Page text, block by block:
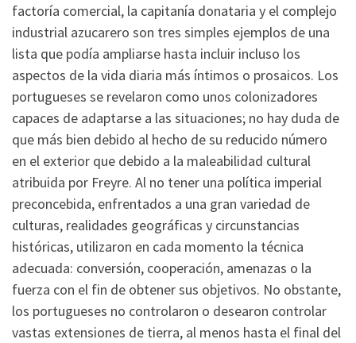
factoría comercial, la capitanía donataria y el complejo
industrial azucarero son tres simples ejemplos de una
lista que podía ampliarse hasta incluir incluso los
aspectos de la vida diaria más íntimos o prosaicos. Los
portugueses se revelaron como unos colonizadores
capaces de adaptarse a las situaciones; no hay duda de
que más bien debido al hecho de su reducido número
en el exterior que debido a la maleabilidad cultural
atribuida por Freyre. Al no tener una política imperial
preconcebida, enfrentados a una gran variedad de
culturas, realidades geográficas y circunstancias
históricas, utilizaron en cada momento la técnica
adecuada: conversión, cooperación, amenazas o la
fuerza con el fin de obtener sus objetivos. No obstante,
los portugueses no controlaron o desearon controlar
vastas extensiones de tierra, al menos hasta el final del